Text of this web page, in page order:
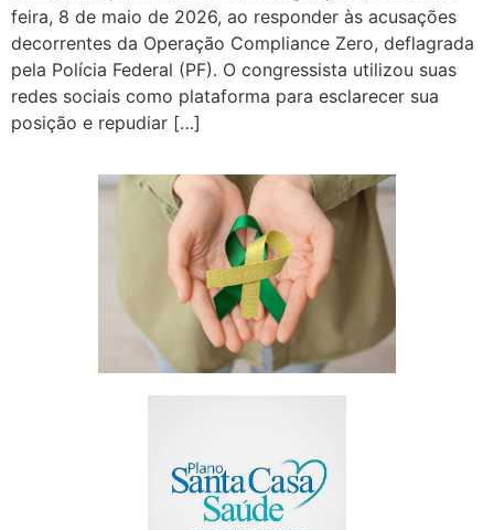
feira, 8 de maio de 2026, ao responder às acusações
decorrentes da Operação Compliance Zero, deflagrada
pela Polícia Federal (PF). O congressista utilizou suas
redes sociais como plataforma para esclarecer sua
posição e repudiar […]